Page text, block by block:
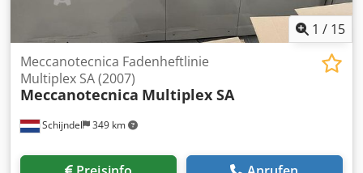
1 / 15
Schijndel 349 km
Meccanotecnica Fadenheftlinie
Multiplex SA (2007)
Meccanotecnica Multiplex SA